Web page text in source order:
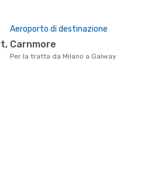
Aeroporto di destinazione
Carnmore
Per la tratta da Milano a Galway